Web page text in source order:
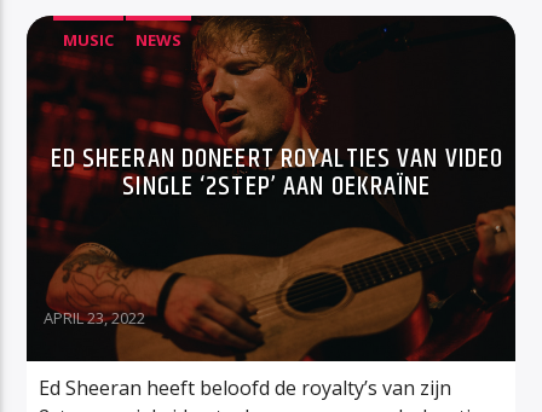
MUSIC NEWS
ED SHEERAN DONEERT ROYALTIES VAN VIDEO
SINGLE ‘2STEP’ AAN OEKRAÏNE
APRIL 23, 2022
Ed Sheeran heeft beloofd de royalty’s van zijn